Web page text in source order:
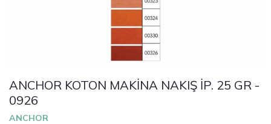
ANCHOR KOTON MAKİNA NAKIŞ İP. 25 GR -
0926
ANCHOR